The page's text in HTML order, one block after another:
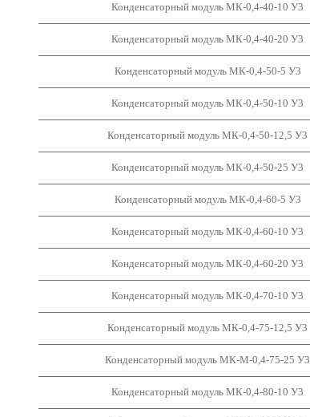
Конденсаторный модуль МК-0,4-40-10 У3
Конденсаторный модуль МК-0,4-40-20 У3
Конденсаторный модуль МК-0,4-50-5 У3
Конденсаторный модуль МК-0,4-50-10 У3
Конденсаторный модуль МК-0,4-50-12,5 У3
Конденсаторный модуль МК-0,4-50-25 У3
Конденсаторный модуль МК-0,4-60-5 У3
Конденсаторный модуль МК-0,4-60-10 У3
Конденсаторный модуль МК-0,4-60-20 У3
Конденсаторный модуль МК-0,4-70-10 У3
Конденсаторный модуль МК-0,4-75-12,5 У3
Конденсаторный модуль МК-М-0,4-75-25 У3
Конденсаторный модуль МК-0,4-80-10 У3